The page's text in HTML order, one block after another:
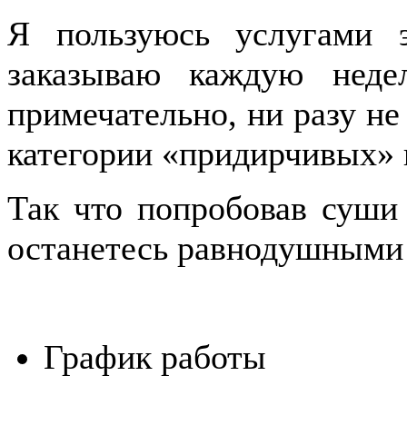
Я пользуюсь услугами
заказываю каждую
примечательно, ни разу
категории «придирчивых»
Так что попробовав
останетесь
График работы